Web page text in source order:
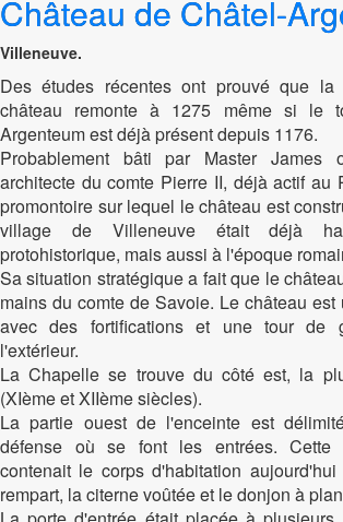
Château de Châtel-
Villeneuve.
Des études récentes ont prouvé que la
château remonte à 1275 même si le
Argenteum est déjà présent depuis 1176.
Probablement bâti par Master James
architecte du comte Pierre II, déjà actif au
promontoire sur lequel le château est
village de Villeneuve était déjà
protohistorique, mais aussi à l'époque
Sa situation stratégique a fait que le
mains du comte de Savoie. Le château
avec des fortifications et une tour de
l'extérieur.
La Chapelle se trouve du côté est, la
(XIème et XIIème siècles).
La partie ouest de l'enceinte est
défense où se font les entrées. Cette
contenait le corps d'habitation
rempart, la citerne voûtée et le donjon à